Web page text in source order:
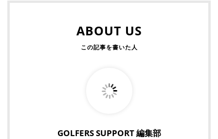
ABOUT US
GOLFERS SUPPORT 編集部